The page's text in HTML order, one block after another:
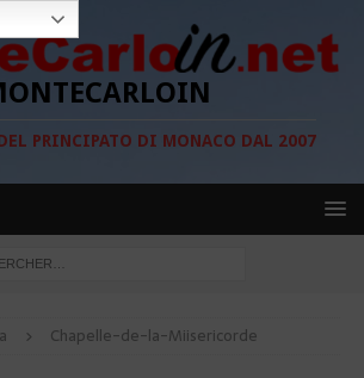
PRINCIPATO DI MONACO DAL 2007
Chapelle-de-la-Miisericorde